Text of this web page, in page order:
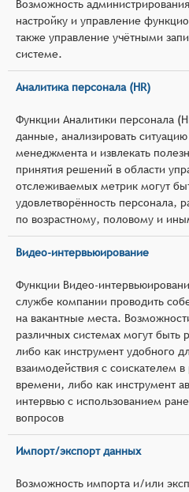
Возможность
настройку и управление
также управление учётными
системе.
Аналитика персонала (HR)
Функции Аналитики персонала
данные, анализировать
менеджмента и извлекать
принятия решений в области
отслеживаемых метрик могут
удовлетворённость персонала,
по возрастному, половому и
Видео-интервьюирование
Функции Видео-
службе компании проводить
на вакантные места.
различных системах могут быть
либо как инструмент удобного
взаимодействия с соискателем
времени, либо как инструмент
интервью с использованием
вопросов
Импорт/экспорт данных
Возможность импорта и/или